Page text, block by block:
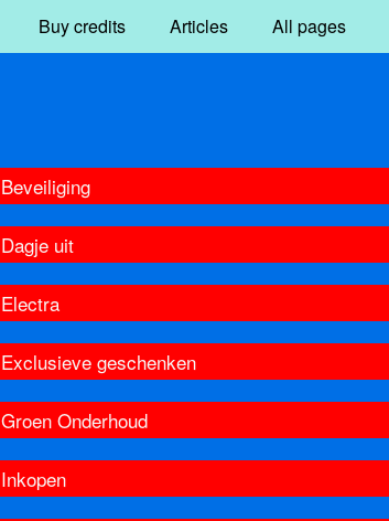
Buy credits Articles All pages
Beveiliging
Dagje uit
Electra
Exclusieve geschenken
Groen Onderhoud
Inkopen